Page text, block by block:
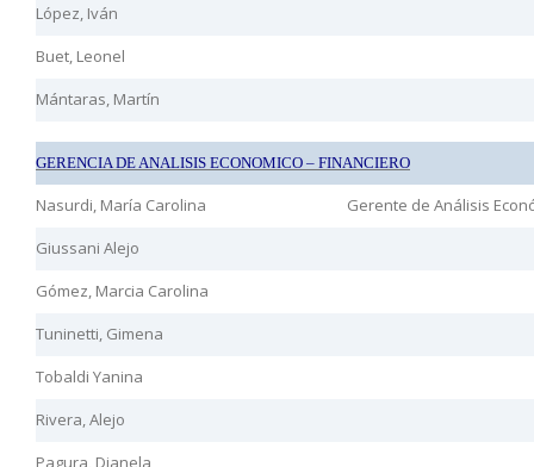
López, Iván
Buet, Leonel
Mántaras, Martín
GERENCIA DE ANALISIS ECONOMICO – FINANCIERO
Nasurdi, María Carolina
Gerente de Análisis
Giussani Alejo
Gómez, Marcia Carolina
Tuninetti, Gimena
Tobaldi Yanina
Rivera, Alejo
Pagura, Dianela